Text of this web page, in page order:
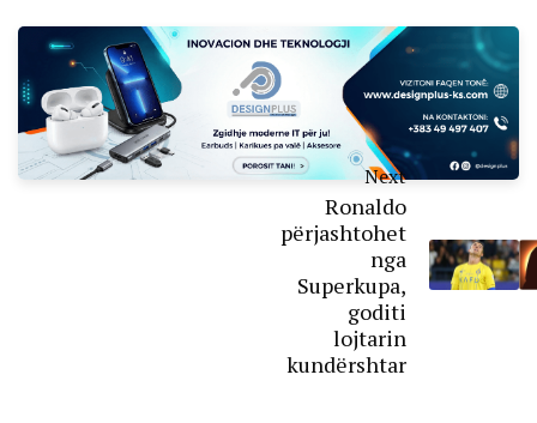
Next
Ronaldo
përjashtohet
nga
Superkupa,
goditi
lojtarin
kundërshtar